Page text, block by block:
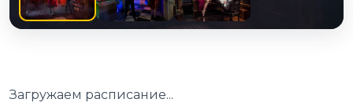
Загружаем расписание...